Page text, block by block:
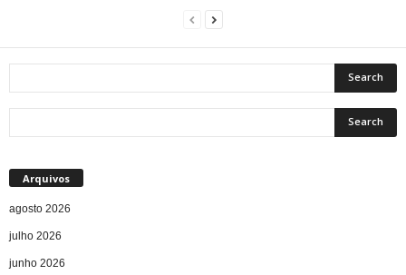
Arquivos
agosto 2026
julho 2026
junho 2026